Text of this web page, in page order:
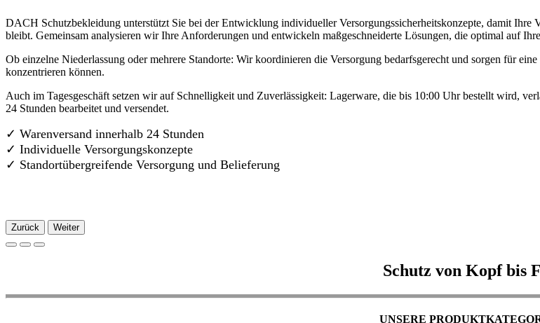
DACH Schutzbekleidung unterstützt Sie bei der Entwicklung individueller Versorgungssicherheitskonzepte, damit Ihre
bleibt. Gemeinsam analysieren wir Ihre Anforderungen und entwickeln maßgeschneiderte Lösungen, die optimal auf
Ob einzelne Niederlassung oder mehrere Standorte: Wir koordinieren die Versorgung bedarfsgerecht und sorgen für
konzentrieren können.
Auch im Tagesgeschäft setzen wir auf Schnelligkeit und Zuverlässigkeit: Lagerware, die bis 10:00 Uhr bestellt wird,
24 Stunden bearbeitet und versendet.
✓ Warenversand innerhalb 24 Stunden
✓ Individuelle Versorgungskonzepte
✓ Standortübergreifende Versorgung und Belieferung
Zurück Weiter
Schutz von Kopf bis
UNSERE